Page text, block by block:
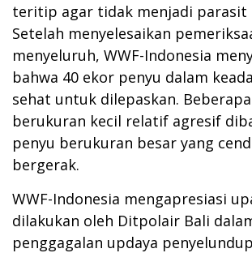
teritip agar tidak menjadi parasit
Setelah menyelesaikan
menyeluruh, WWF-Indonesia
bahwa 40 ekor penyu dalam
sehat untuk dilepaskan.
berukuran kecil relatif agresif
penyu berukuran besar yang
bergerak.
WWF-Indonesia mengapresiasi
dilakukan oleh Ditpolair Bali
penggagalan updaya